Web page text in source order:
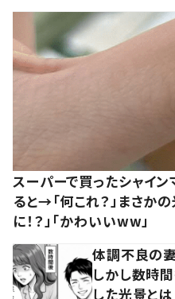
スーパーで買ったシャイン
ると→「何これ？」まさか
に！？」「かわいいww」
体調不良の
しかし数時
した光景とは